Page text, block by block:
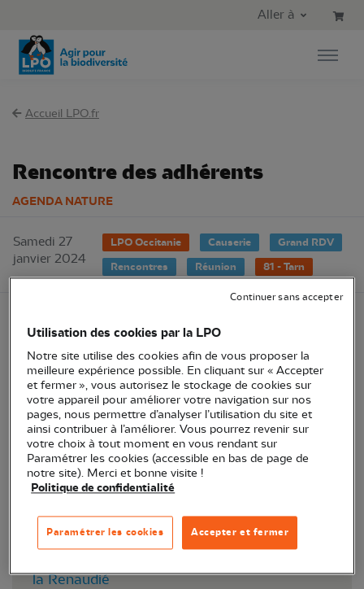
Aller au menu principal
Aller à
Accueil LPO.fr
Rencontre des adhérents
AGENDA NATURE
Samedi 27
janvier 2024
LPO Occitanie Causerie
Grand RDV
Rencontres
Réunion 81 - Tarn
Lieu : Albi (81)
la Renaudié
Utilisation des cookies par la LPO
Notre site utilise des cookies afin de vous proposer la
meilleure expérience possible. En cliquant sur « Accepter
et fermer », vous autorisez le stockage de cookies sur
votre appareil pour améliorer votre navigation sur nos
pages, nous permettre d’analyser l’utilisation du site et
ainsi contribuer à l’améliorer. Vous pourrez revenir sur
votre choix à tout moment en vous rendant sur
Paramétrer les cookies (accessible en bas de page de
notre site). Merci et bonne visite !
Politique de confidentialité
Accepter et fermer
Paramétrer les cookies
Continuer sans accepter